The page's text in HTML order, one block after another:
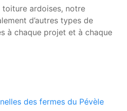
ardoises, notre
d’autres types de
à chaque projet et à chaque
des fermes du Pévèle